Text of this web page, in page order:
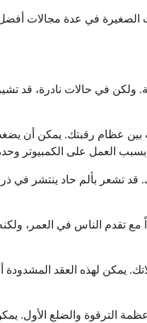
ولكن في حالات نادرة،
عظام رقبتك. يمكن أن
تشعر بألم حاد ينتشر في
تقدم الناس في العمر،
يمكن لهذه العقد
الترقوة والضلع الأول.